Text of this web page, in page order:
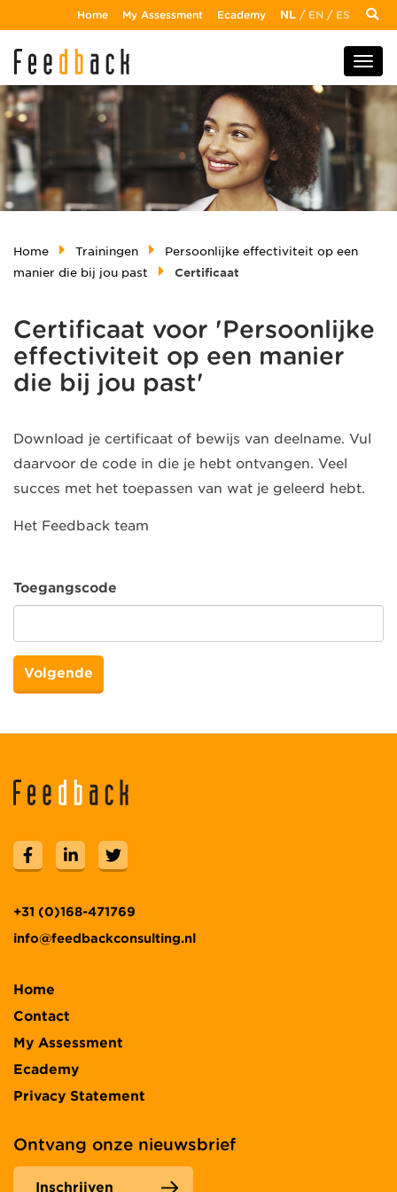
Home My Assessment Ecademy NL / EN / ES
Home Trainingen
Persoonlijke effectiviteit op een
manier die bij jou past
Certificaat
Certificaat voor 'Persoonlijke
effectiviteit op een manier
die bij jou past'
Download je certificaat of bewijs van deelname. Vul
daarvoor de code in die je hebt ontvangen. Veel
succes met het toepassen van wat je geleerd hebt.
Het Feedback team
Toegangscode
+31 (0)168-471769
info@feedbackconsulting.nl
Home
Contact
My Assessment
Ecademy
Privacy Statement
Ontvang onze nieuwsbrief
Inschrijven